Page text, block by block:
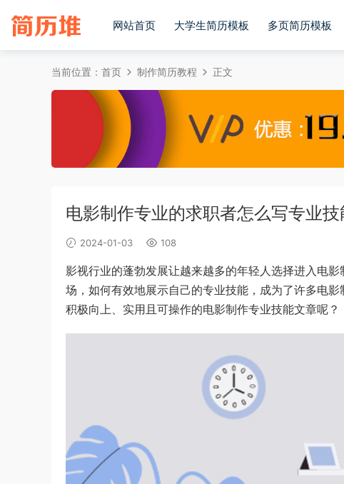
网站首页 大学生简历模板 多页简历模板
当前位置： 首页 制作简历教程 正文
电影制作专业的求职者怎么写专业技
2024-01-03 108
影视行业的蓬勃发展让越来越多的年轻人选择进入电
场，如何有效地展示自己的专业技能，成为了许多电
积极向上、实用且可操作的电影制作专业技能文章呢？